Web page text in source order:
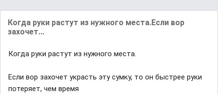
Когда руки растут из нужного места.Если вор
захочет...
Когда руки растут из нужного места.
Если вор захочет украсть эту сумку, то он быстрее руки
потеряет, чем время